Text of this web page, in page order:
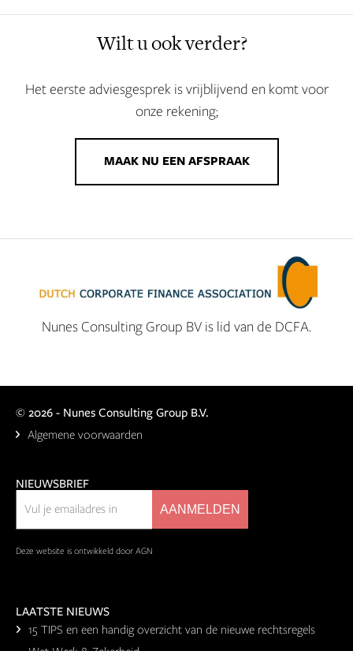
Wilt u ook verder?
Het eerste adviesgesprek is vrijblijvend en komt voor
onze rekening;
MAAK NU EEN AFSPRAAK
Nunes Consulting Group BV is lid van de DCFA.
© 2026 - Nunes Consulting Group B.V.
Algemene voorwaarden
NIEUWSBRIEF
Deze website is ontwikkeld door AGN
LAATSTE NIEUWS
15 TIPS en een handig overzicht van de nieuwe rechtsregels